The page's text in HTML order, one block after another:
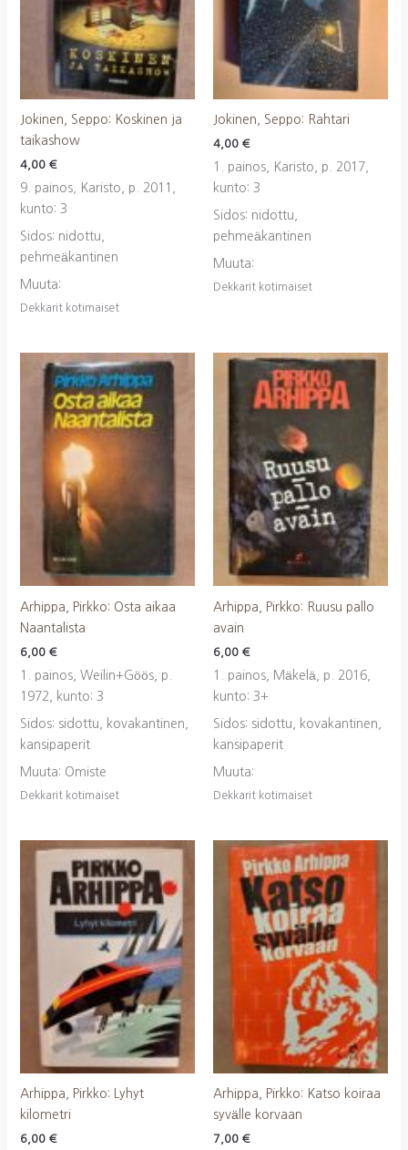
Jokinen, Seppo: Koskinen ja
taikashow
4,00 €
9. painos, Karisto, p. 2011,
kunto: 3
Sidos: nidottu,
pehmeäkantinen
Muuta:
Dekkarit kotimaiset
Jokinen, Seppo: Rahtari
4,00 €
1. painos, Karisto, p. 2017,
kunto: 3
Sidos: nidottu,
pehmeäkantinen
Muuta:
Dekkarit kotimaiset
Arhippa, Pirkko: Osta aikaa
Naantalista
6,00 €
1. painos, Weilin+Göös, p.
1972, kunto: 3
Sidos: sidottu, kovakantinen,
kansipaperit
Muuta: Omiste
Dekkarit kotimaiset
Arhippa, Pirkko: Ruusu pallo
avain
6,00 €
1. painos, Mäkelä, p. 2016,
kunto: 3+
Sidos: sidottu, kovakantinen,
kansipaperit
Muuta:
Dekkarit kotimaiset
Arhippa, Pirkko: Lyhyt
kilometri
6,00 €
Arhippa, Pirkko: Katso koiraa
syvälle korvaan
7,00 €